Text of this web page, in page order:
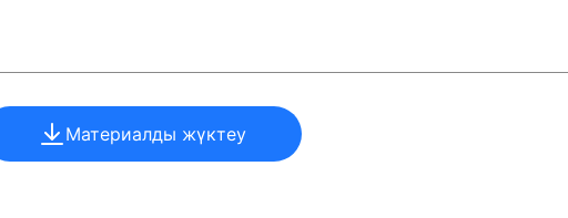
Материалды жүктеу